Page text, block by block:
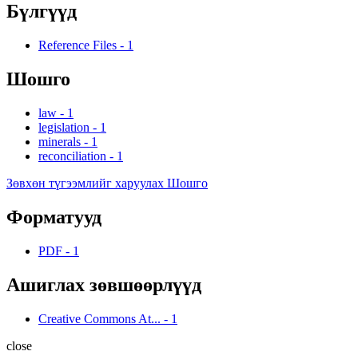
Бүлгүүд
Reference Files - 1
Шошго
law - 1
legislation - 1
minerals - 1
reconciliation - 1
Зөвхөн түгээмлийг харуулах Шошго
Форматууд
PDF - 1
Ашиглах зөвшөөрлүүд
Creative Commons At... - 1
close